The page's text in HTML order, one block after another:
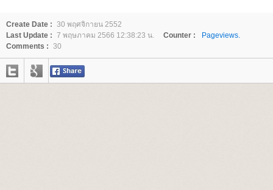
Create Date : 30 พฤศจิกายน 2552
Last Update : 7 พฤษภาคม 2566 12:38:23 น. Counter :
Pageviews.
Comments : 30